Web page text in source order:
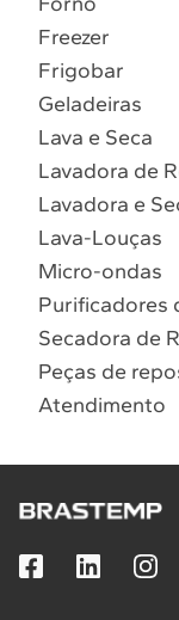
Freezer
Frigobar
Geladeiras
Lava e Seca
Lavadora de
Lavadora e
Lava-Louças
Micro-ondas
Purificadores
Secadora de
Peças de
Atendimento